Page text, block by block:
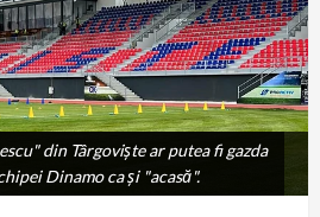
din Târgoviște ar putea fi gazda
Dinamo ca și "acasă".
din Târgoviște ar putea fi gazda
Dinamo ca și "acasă".